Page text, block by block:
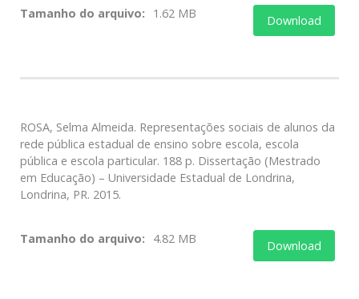
Tamanho do arquivo: 1.62 MB Download
ROSA, Selma Almeida. Representações sociais de alunos da
rede pública estadual de ensino sobre escola, escola
pública e escola particular. 188 p. Dissertação (Mestrado
em Educação) – Universidade Estadual de Londrina,
Londrina, PR. 2015.
Tamanho do arquivo: 4.82 MB Download